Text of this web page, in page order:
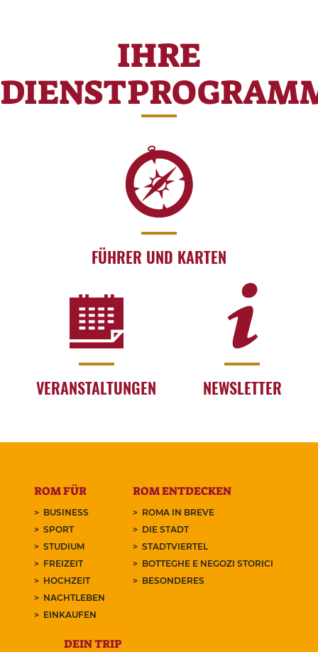
IHRE
FÜHRER UND KARTEN
VERANSTALTUNGEN NEWSLETTER
ROM FÜR
BUSINESS
SPORT
STUDIUM
FREIZEIT
HOCHZEIT
NACHTLEBEN
EINKAUFEN
ROM ENTDECKEN
ROMA IN BREVE
DIE STADT
STADTVIERTEL
BOTTEGHE E NEGOZI STORICI
BESONDERES
DEIN TRIP